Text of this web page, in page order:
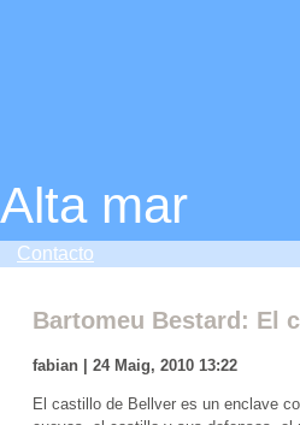
Alta mar
Contacto
Bartomeu Bestard: El
fabian | 24 Maig, 2010 13:22
El castillo de Bellver es un enclave